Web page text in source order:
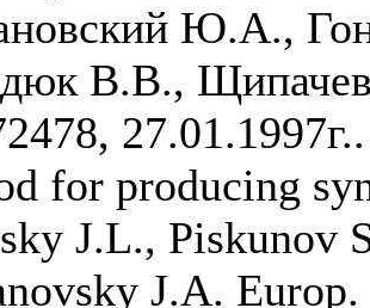
Ю.А.,
В.В.,
27.01.1997г..
for producing
J.L., Piskunov
J.A.